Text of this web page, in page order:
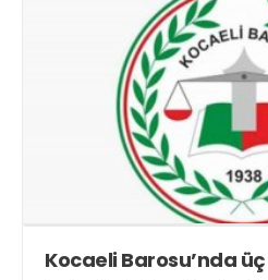
Kocaeli Barosu’nda